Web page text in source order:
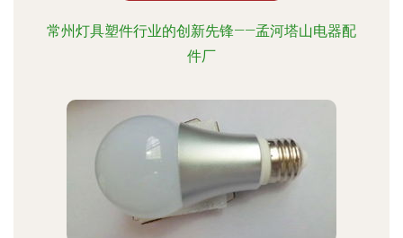
常州灯具塑件行业的创新先锋——孟河塔山电器配
件厂